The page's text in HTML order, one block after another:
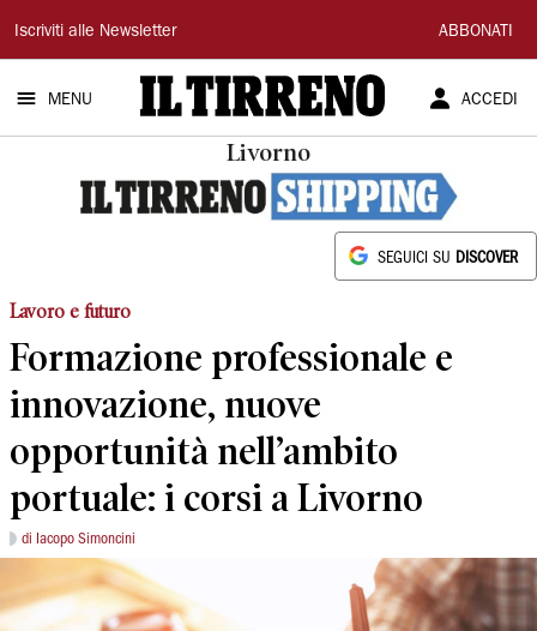
Il
Tirreno
Iscriviti alle Newsletter ABBONATI
MENU ACCEDI
Livorno
SEGUICI SU DISCOVER
Lavoro e futuro
Formazione professionale e
innovazione, nuove
opportunità nell’ambito
portuale: i corsi a Livorno
di Iacopo Simoncini